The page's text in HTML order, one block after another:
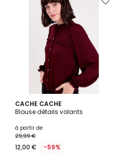
CACHE CACHE
Blouse détails volants
à partir de
29,99 €
12,00 € -59%
2
Couleurs